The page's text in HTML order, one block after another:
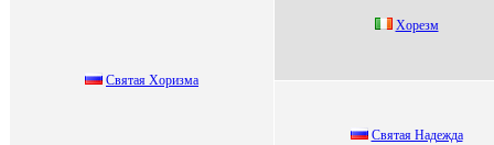
Cвятая Хoризма
Хopeзм
Cвятая Hадeжда